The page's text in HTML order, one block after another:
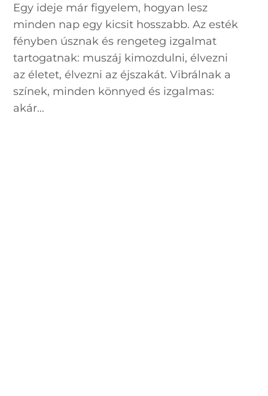
Egy ideje már figyelem, hogyan lesz
minden nap egy kicsit hosszabb. Az esték
fényben úsznak és rengeteg izgalmat
tartogatnak: muszáj kimozdulni, élvezni
az életet, élvezni az éjszakát. Vibrálnak a
színek, minden könnyed és izgalmas:
akár...